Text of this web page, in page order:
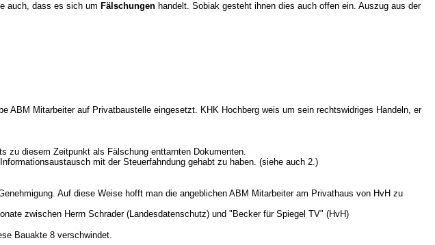
auch, dass es sich um Fälschungen handelt. Sobiak gesteht ihnen dies auch offen ein. Auszug aus der
ABM Mitarbeiter auf Privatbaustelle eingesetzt. KHK Hochberg weis um sein rechtswidriges Handeln, er
zu diesem Zeitpunkt als Fälschung enttarnten Dokumenten.
mit der Steuerfahndung gehabt zu haben. (siehe auch 2.)
Auf diese Weise hofft man die angeblichen ABM Mitarbeiter am Privathaus von HvH zu
zwischen Herrn Schrader (Landesdatenschutz) und "Becker für Spiegel TV" (HvH)
Bauakte 8 verschwindet.